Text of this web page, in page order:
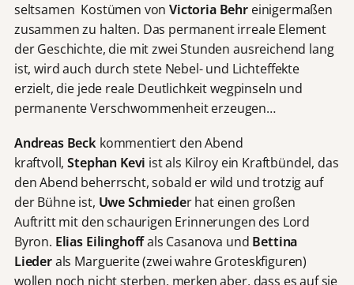
seltsamen Kostümen vonVictoria Behr einigermaßen
zusammen zu halten. Das permanent irreale Element
der Geschichte, die mit zwei Stunden ausreichend lang
ist, wird auch durch stete Nebel- und Lichteffekte
erzielt, die jede reale Deutlichkeit wegpinseln und
permanente Verschwommenheit erzeugen…
Andreas Beck kommentiert den Abend
kraftvoll,Stephan Kevi ist als Kilroy ein Kraftbündel, das
den Abend beherrscht, sobald er wild und trotzig auf
der Bühne ist, UweSchmieder hat einen großen
Auftritt mit den schaurigen Erinnerungen des Lord
Byron. Elias Eilinghoffals Casanova und Bettina
Liederals Marguerite (zwei wahre Groteskfiguren)
wollen noch nicht sterben, merken aber, dass es auf sie